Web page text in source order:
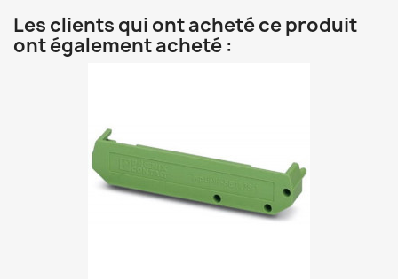
Les clients qui ont acheté ce produit
ont également acheté :